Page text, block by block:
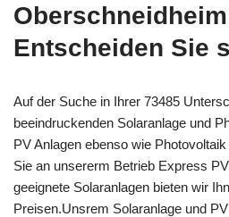
Entscheiden Sie
Auf der Suche in Ihrer 73485
beeindruckenden Solaranlage und
PV Anlagen ebenso wie
Sie an unsererm Betrieb Express
geeignete Solaranlagen bieten wir
Preisen.Unsrem Solaranlage und